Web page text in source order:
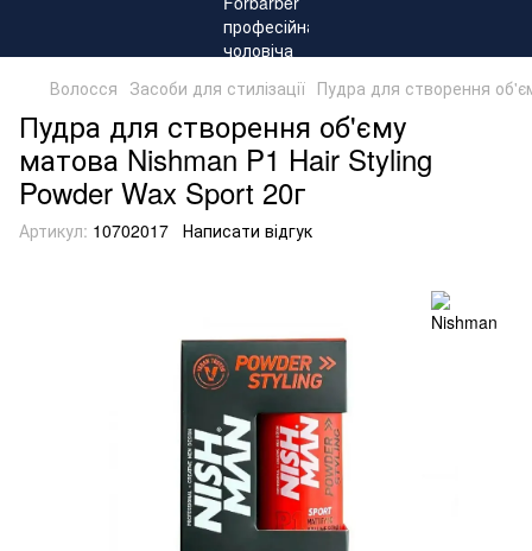
Волосся Засоби для стилізації Пудра для створення
Пудра для створення об'єму
матова Nishman P1 Hair Styling
Powder Wax Sport 20г
Артикул: 10702017 Написати відгук